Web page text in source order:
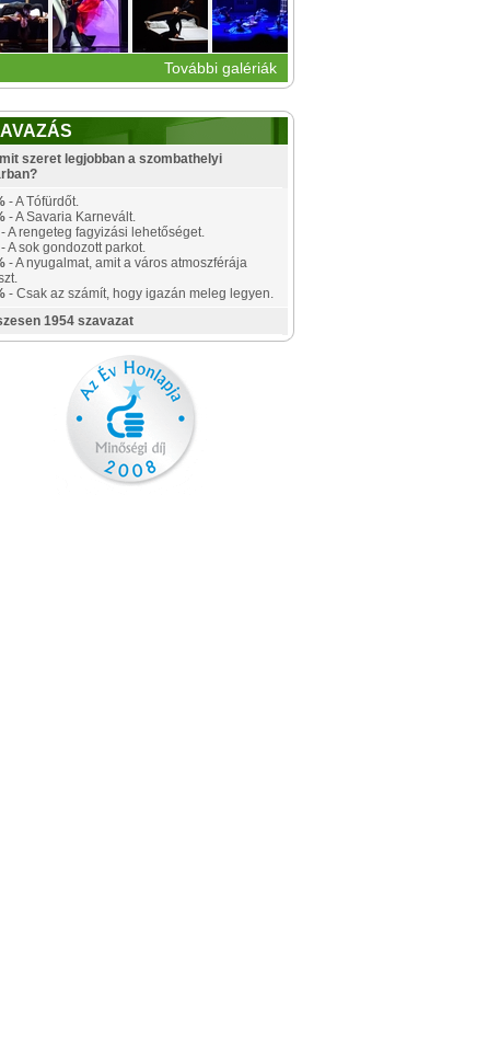
További galériák
szeret legjobban a szombathelyi
- A Tófürdőt.
- A Savaria Karnevált.
- A rengeteg fagyizási lehetőséget.
- A sok gondozott parkot.
- A nyugalmat, amit a város atmoszférája
- Csak az számít, hogy igazán meleg legyen.
1954 szavazat